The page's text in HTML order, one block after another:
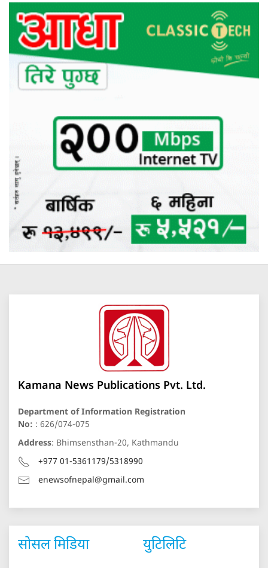
Kamana News Publications Pvt. Ltd.
Department of Information Registration
No: : 626/074-075
Address: Bhimsensthan-20, Kathmandu
+977 01-5361179/5318990
enewsofnepal@gmail.com
सोसल मिडिया युटिलिटि